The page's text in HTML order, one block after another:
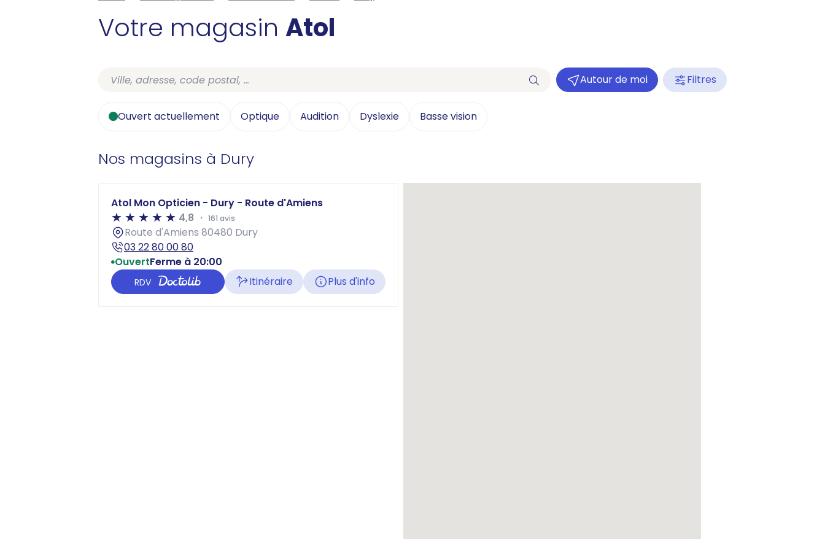
Votre magasin Atol
Autour de moi Filtres
Ouvert actuellement Optique Audition Dyslexie Basse vision
Nos magasins à Dury
Atol Mon Opticien - Dury - Route d'Amiens
4,8
161 avis
Route d'Amiens 80480 Dury
03 22 80 00 80
OuvertFerme à 20:00
RDV Itinéraire Plus d'info